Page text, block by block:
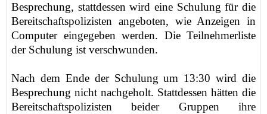
Besprechung, stattdessen wirdeine Schulung für die
Bereitschaftspolizisten angeboten, wie Anzeigen in
Computer eingegeben werden. Die Teilnehmerliste
der Schulung ist verschwunden.
Nach dem Ende der Schulung um 13:30 wird die
Besprechung nicht nachgeholt. Stattdessen hätten die
Bereitschaftspolizistenbeider Gruppenihre